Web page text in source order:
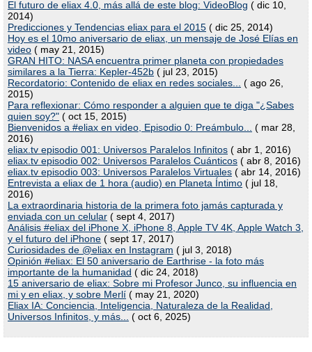
El futuro de eliax 4.0, más allá de este blog: VideoBlog ( dic 10,
2014)
Predicciones y Tendencias eliax para el 2015 ( dic 25, 2014)
Hoy es el 10mo aniversario de eliax, un mensaje de José Elías en
video ( may 21, 2015)
GRAN HITO: NASA encuentra primer planeta con propiedades
similares a la Tierra: Kepler-452b ( jul 23, 2015)
Recordatorio: Contenido de eliax en redes sociales...
( ago 26,
2015)
Para reflexionar: Cómo responder a alguien que te diga "¿Sabes
quien soy?" ( oct 15, 2015)
Bienvenidos a #eliax en video, Episodio 0: Preámbulo...
( mar 28,
2016)
eliax.tv episodio 001: Universos Paralelos Infinitos ( abr 1, 2016)
eliax.tv episodio 002: Universos Paralelos Cuánticos ( abr 8, 2016)
eliax.tv episodio 003: Universos Paralelos Virtuales ( abr 14, 2016)
Entrevista a eliax de 1 hora (audio) en Planeta Íntimo ( jul 18,
2016)
La extraordinaria historia de la primera foto jamás capturada y
enviada con un celular ( sept 4, 2017)
Análisis #eliax del iPhone X, iPhone 8, Apple TV 4K, Apple Watch 3,
y el futuro del iPhone ( sept 17, 2017)
Curiosidades de @eliax en Instagram ( jul 3, 2018)
Opinión #eliax: El 50 aniversario de Earthrise - la foto más
importante de la humanidad ( dic 24, 2018)
15 aniversario de eliax: Sobre mi Profesor Junco, su influencia en
mi y en eliax, y sobre Merlí ( may 21, 2020)
Eliax IA: Conciencia, Inteligencia, Naturaleza de la Realidad,
Universos Infinitos, y más...
( oct 6, 2025)